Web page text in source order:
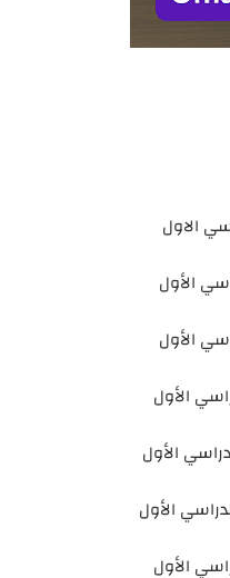
الاول
الأول
الأول
الأول
الأول
الأول
الأول